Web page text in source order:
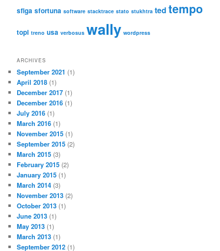
sfiga sfortuna software stacktrace stato stukhtra ted tempo
topi treno usa verbosus wally wordpress
ARCHIVES
September 2021 (1)
April 2018 (1)
December 2017 (1)
December 2016 (1)
July 2016 (1)
March 2016 (1)
November 2015 (1)
September 2015 (2)
March 2015 (3)
February 2015 (2)
January 2015 (1)
March 2014 (3)
November 2013 (2)
October 2013 (1)
June 2013 (1)
May 2013 (1)
March 2013 (1)
September 2012 (1)